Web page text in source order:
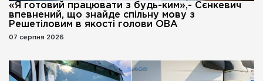
«Я готовий працювати з будь-ким»,- Сєнкевич
впевнений, що знайде спільну мову з
Решетіловим в якості голови ОВА
07 серпня 2026